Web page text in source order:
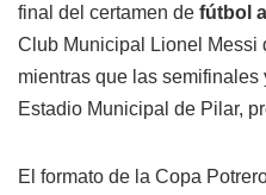
final del certamen de fútbol
Club Municipal Lionel Messi
mientras que las semifinales
Estadio Municipal de Pilar,
El formato de la Copa